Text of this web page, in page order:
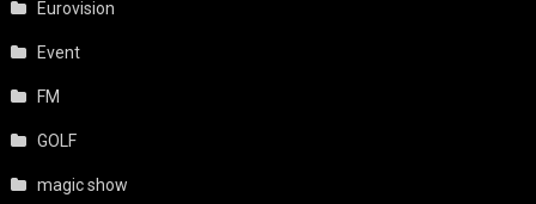
Eurovision
Event
FM
GOLF
magic show